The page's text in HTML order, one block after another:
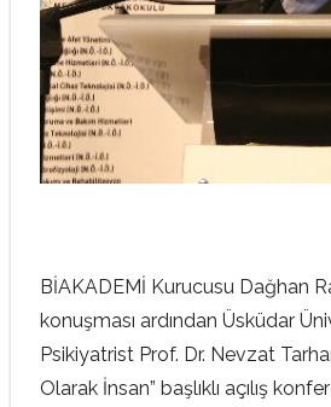
BİAKADEMİ Kurucusu Dağhan
konuşması ardından Üsküdar
Psikiyatrist Prof. Dr. Nevzat
Olarak İnsan” başlıklı açılış